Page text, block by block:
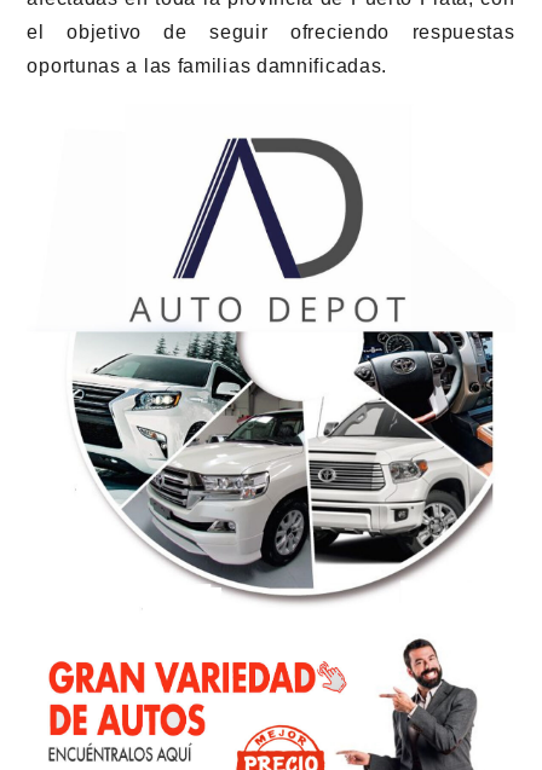
el objetivo de seguir ofreciendo respuestas
oportunas a las familias damnificadas.